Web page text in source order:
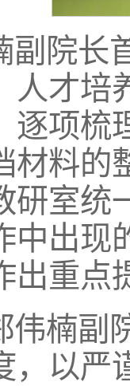
副院长
人才培
逐项梳
材料的
研室统
中出现
出重点
伟楠副
，以严